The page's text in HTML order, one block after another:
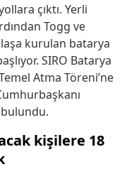
çıktı. Yerli
Togg ve
kurulan batarya
SIRO Batarya
Atma Töreni’ne
kişilere 18